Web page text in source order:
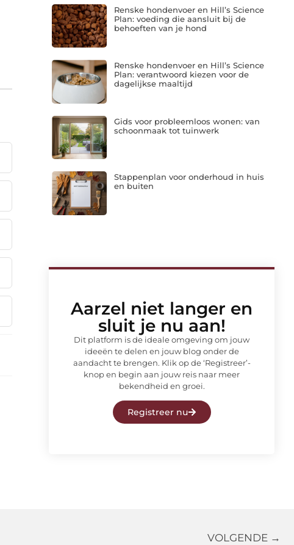
Renske hondenvoer en Hill’s Science
Plan: voeding die aansluit bij de
behoeften van je hond
Renske hondenvoer en Hill’s Science
Plan: verantwoord kiezen voor de
dagelijkse maaltijd
Gids voor probleemloos wonen: van
schoonmaak tot tuinwerk
Stappenplan voor onderhoud in huis
en buiten
Aarzel niet langer en
sluit je nu aan!
Dit platform is de ideale omgeving om jouw
ideeën te delen en jouw blog onder de
aandacht te brengen. Klik op de ‘Registreer’-
knop en begin aan jouw reis naar meer
bekendheid en groei.
Registreer nu
VOLGENDE →